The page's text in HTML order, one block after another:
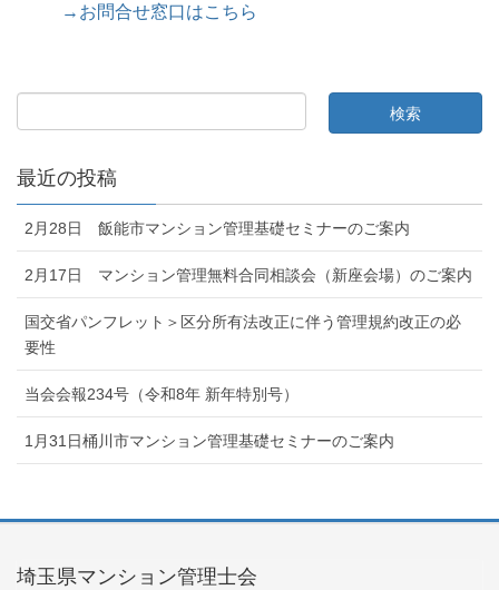
→お問合せ窓口はこちら
最近の投稿
2月28日 飯能市マンション管理基礎セミナーのご案内
2月17日 マンション管理無料合同相談会（新座会場）のご案内
国交省パンフレット＞区分所有法改正に伴う管理規約改正の必
要性
当会会報234号（令和8年 新年特別号）
1月31日桶川市マンション管理基礎セミナーのご案内
埼玉県マンション管理士会